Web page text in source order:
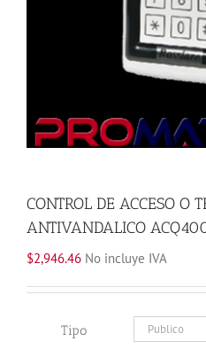
CONTROL DE ACCESO O
ANTIVANDALICO
$2,946.46 No incluye IVA
Tipo